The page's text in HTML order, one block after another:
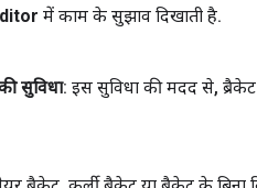
में काम के सुझाव दिखाती है.
सुविधा: इस सुविधा की मदद से,